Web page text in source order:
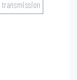
transmission